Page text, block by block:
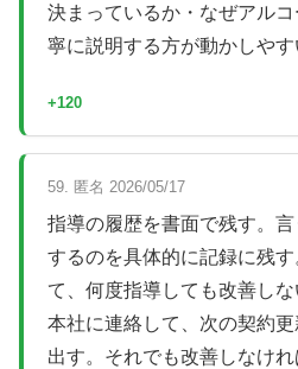
決まっているか・なぜアル
寧に説明する方が動かしやす
+120
59. 匿名 2026/05/17
指導の履歴を書面で残す。
するのを具体的に記録に残
て、何度指導しても改善しな
本社に連絡して、次の契約
出す。それでも改善しなけ